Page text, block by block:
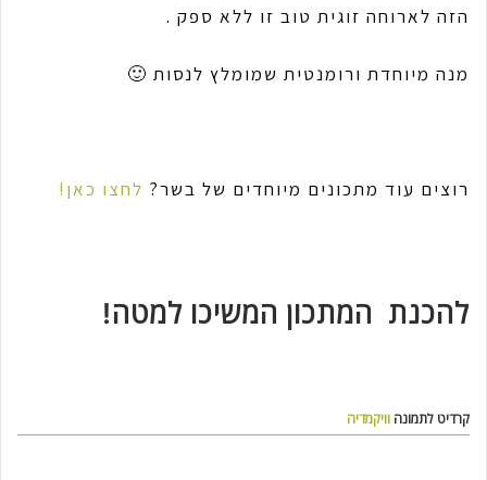
הזה לארוחה זוגית טוב זו ללא ספק .
מנה מיוחדת ורומנטית שמומלץ לנסות 🙂
רוצים עוד מתכונים מיוחדים של בשר? לחצו כאן!
להכנת המתכון המשיכו למטה!
קרדיט לתמונה וויקמדיה